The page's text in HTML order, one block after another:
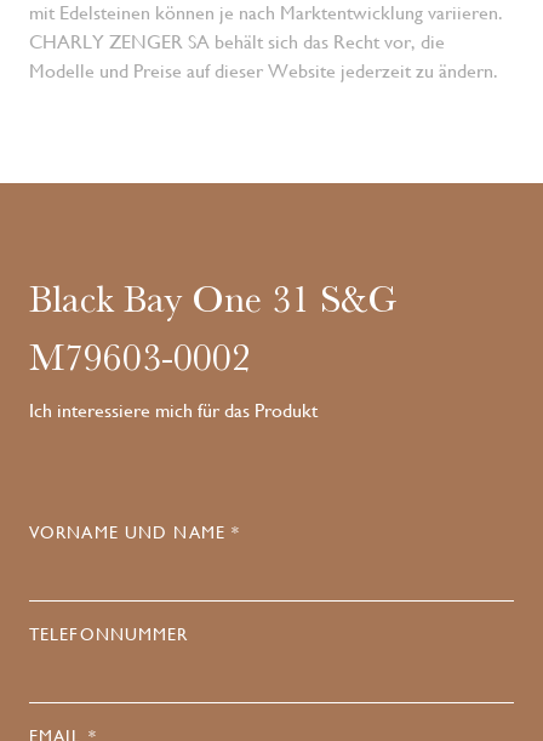
mit Edelsteinen können je nach Marktentwicklung variieren.
CHARLY ZENGER SA behält sich das Recht vor, die
Modelle und Preise auf dieser Website jederzeit zu ändern.
Black Bay One 31 S&G
M79603-0002
Ich interessiere mich für das Produkt
VORNAME UND NAME *
TELEFONNUMMER
EMAIL *